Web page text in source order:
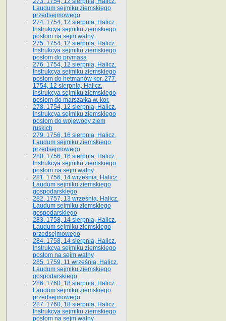
Laudum sejmiku ziemskiego
przedsejmowego
274. 1754, 12 sierpnia, Halicz.
Instrukcya sejmiku ziemskiego
posłom na sejm walny
275. 1754, 12 sierpnia, Halicz.
Instrukcya sejmiku ziemskiego
posłom do prymasa
276. 1754, 12 sierpnia, Halicz.
Instrukcya sejmiku ziemskiego
posłom do hetmanów kor. 277.
1754, 12 sierpnia, Halicz.
Instrukcya sejmiku ziemskiego
posłom do marszałka w. kor.
278. 1754, 12 sierpnia, Halicz.
Instrukcya sejmiku ziemskiego
posłom do wojewody ziem
ruskich
279. 1756, 16 sierpnia, Halicz.
Laudum sejmiku ziemskiego
przedsejmowego
280. 1756, 16 sierpnia, Halicz.
Instrukcya sejmiku ziemskiego
posłom na sejm walny
281. 1756, 14 września, Halicz.
Laudum sejmiku ziemskiego
gospodarskiego
282. 1757, 13 września, Halicz.
Laudum sejmiku ziemskiego
gospodarskiego
283. 1758, 14 sierpnia, Halicz.
Laudum sejmiku ziemskiego
przedsejmowego
284. 1758, 14 sierpnia, Halicz.
Instrukcya sejmiku ziemskiego
posłom na sejm walny
285. 1759, 11 września, Halicz.
Laudum sejmiku ziemskiego
gospodarskiego
286. 1760, 18 sierpnia, Halicz.
Laudum sejmiku ziemskiego
przedsejmowego
287. 1760, 18 sierpnia, Halicz.
Instrukcya sejmiku ziemskiego
posłom na sejm walny